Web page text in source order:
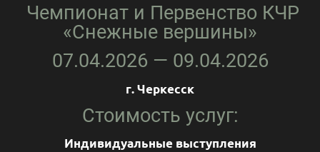
Чемпионат и Первенство КЧР
«Снежные вершины»
07.04.2026 — 09.04.2026
г. Черкесск
Стоимость услуг:
Индивидуальные выступления